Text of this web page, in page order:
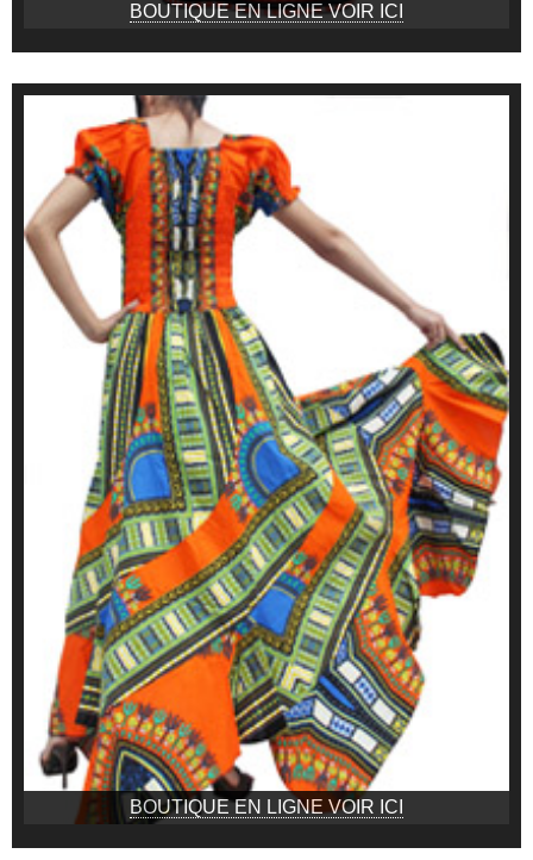
BOUTIQUE EN LIGNE VOIR ICI
BOUTIQUE EN LIGNE VOIR ICI